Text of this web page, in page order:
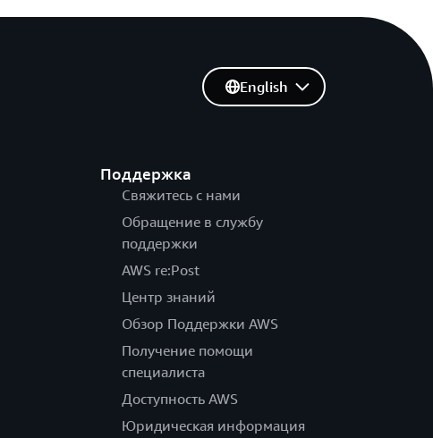
Поддержка
Свяжитесь с нами
Обращение в службу
поддержки
AWS re:Post
Центр знаний
Обзор Поддержки AWS
Получение помощи
специалиста
Доступность AWS
Юридическая информация
English